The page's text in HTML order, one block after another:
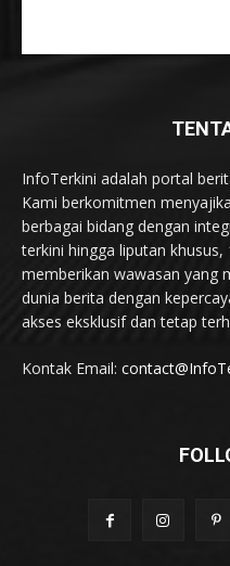
InfoTerkini adalah portal
Kami berkomitmen
berbagai bidang dengan
terkini hingga liputan
memberikan wawasan yang
dunia berita dengan
akses eksklusif dan tetap
Kontak Email: